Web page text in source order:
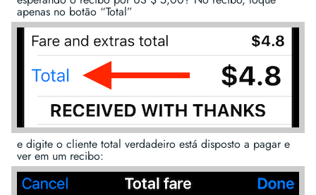
apenas no botão “Total”
e digite o cliente total verdadeiro está disposto a pagar e
ver em um recibo: